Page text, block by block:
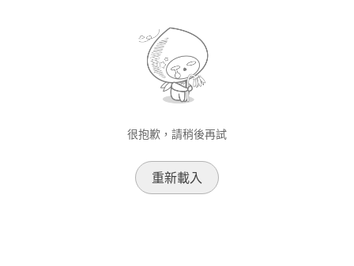
很抱歉，請稍後再試
重新載入